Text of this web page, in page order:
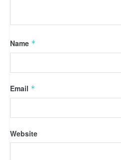
Name *
Email *
Website